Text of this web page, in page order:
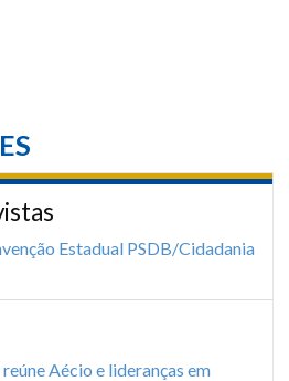
Estadual PSDB/Cidadania
Aécio e lideranças em